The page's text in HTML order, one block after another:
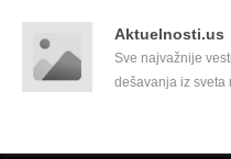
Aktuelnosti.us
Sve najvažnije
dešavanja iz sveta
još mnogo toga